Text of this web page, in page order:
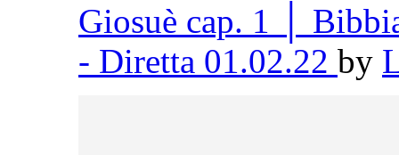
Giosuè cap. 1 │
- Diretta 01.02.22 by